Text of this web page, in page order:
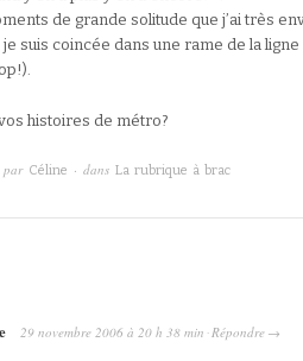
de grande solitude que j’ai très
suis coincée dans une rame de la ligne
histoires de métro?
par Céline · dans La rubrique à brac
29 novembre 2006 à 20 h 38 min ·Répondre →